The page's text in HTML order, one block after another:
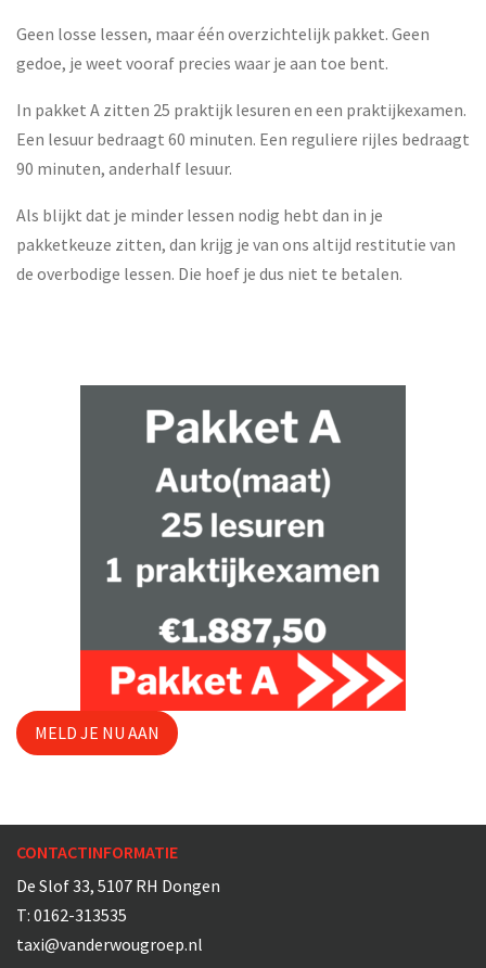
Geen losse lessen, maar één overzichtelijk pakket. Geen
gedoe, je weet vooraf precies waar je aan toe bent.
In pakket A zitten 25 praktijk lesuren en een praktijkexamen.
Een lesuur bedraagt 60 minuten. Een reguliere rijles bedraagt
90 minuten, anderhalf lesuur.
Als blijkt dat je minder lessen nodig hebt dan in je
pakketkeuze zitten, dan krijg je van ons altijd restitutie van
de overbodige lessen. Die hoef je dus niet te betalen.
MELD JE NU AAN
CONTACTINFORMATIE
De Slof 33, 5107 RH Dongen
T: 0162-313535
taxi@vanderwougroep.nl